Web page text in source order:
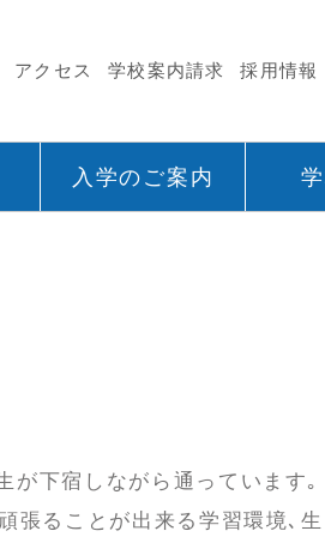
アクセス 学校案内請求 採用情報
入学のご案内
が下宿しながら通っています｡
張ることが出来る学習環境､生